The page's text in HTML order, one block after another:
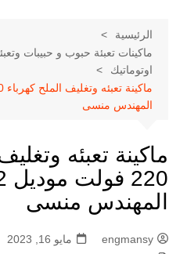
الرئيسية
ماكينات تعبئة حبوب و حبيبات
اوتوماتيك
المهندس منسى
ماكينة تعبئه
المهندس منسى
engmansy مايو 16, 2023